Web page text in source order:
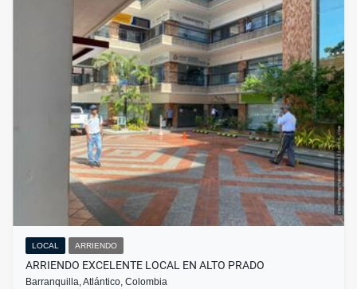
LOCAL ARRIENDO
ARRIENDO EXCELENTE LOCAL EN ALTO PRADO
Barranquilla, Atlántico, Colombia